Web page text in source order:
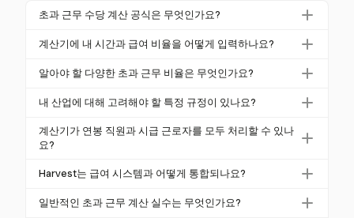
초과 근무 수당 계산 공식은 무엇인가요?
초과 근무 수당은 일반적으로 정규 임금에 초과 근무
(예: 1.5배). 예를 들어, 정규 임금이 시간당 $20이라면,
계산기에 내 시간과 급여 비율을 어떻게 입력하나요?
대부분의 초과 근무 계산기에서는 정규 시간, 초과 근
부 계산기는 사용자가 초과 근무를 위한 작업을 수동으
고 특정 요구 사항에 따라 계산되도록 합니다.
알아야 할 다양한 초과 근무 비율은 무엇인가요?
초과 근무 비율은 관할권에 따라 다릅니다. 미국에서는
준입니다. 캘리포니아와 같은 일부 주에서는 하루 8시
간 이후에 1.5배, 12시간 이후에 2배를 요구합니다. 호
주에서는 처음 2시간에 대해 1.5배, 그 이후에는 2배가
될 수 있습니다.
내 산업에 대해 고려해야 할 특정 규정이 있나요?
네, 산업별 규정은 초과 근무 계산에 영향을 미칠 수 있
습니다. 예를 들어, 오리건의 제조업 부문은 하루 10시
위해 지역 법률 및 산업 표준을 검토하는 것이 중요합
니다.
계산기가 연봉 직원과 시급 근로자를 모두 처리할 수 있나
요?
네, 많은 계산기가 연봉 직원과 시급 근로자 모두를 처
율로 변환하고 적절한 초과 근무 배수를 적용하여 초과
Harvest는 급여 시스템과 어떻게 통합되나요?
Harvest는 인기 있는 급여 시스템과 원활하게 통합되
일반적인 초과 근무 계산 실수는 무엇인가요?